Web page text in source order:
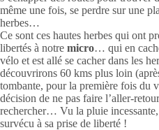
même une fois, se perdre sur une
herbes…
Ce sont ces hautes herbes qui ont
libertés à notre micro… qui en
vélo et est allé se cacher dans les
découvrirons 60 kms plus loin
tombante, pour la première fois
décision de ne pas faire l’aller-
rechercher… Vu la pluie incessante,
survécu à sa prise de liberté !